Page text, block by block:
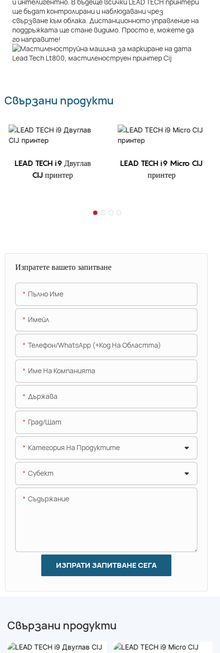
и интелигентно. В бъдеще всички LEAD TECH принтери
ще бъдат контролирани и наблюдавани чрез
свързване към облака. Дистанционното управление на
поддръжката ще стане видимо. Просто е, можете да
го направите!
Свързани продукти
LEAD TECH i9 Двуглав
CIJ принтер
LEAD TECH i9 Micro CIJ
принтер
Изпратете вашето запитване
Пълно Име
Имейл
Телефон/WhatsApp (+Код На Областта)
Име На Компанията
Държава
Град/щат
Категория На Продуктите
Субект
Съдържание
ИЗПРАТИ ЗАПИТВАНЕ СЕГА
Свързани продукти